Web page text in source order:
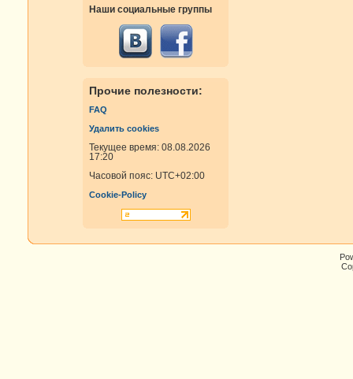
Наши социальные группы
Прочие полезности:
FAQ
Удалить cookies
Текущее время: 08.08.2026
17:20
Часовой пояс: UTC+02:00
Cookie-Policy